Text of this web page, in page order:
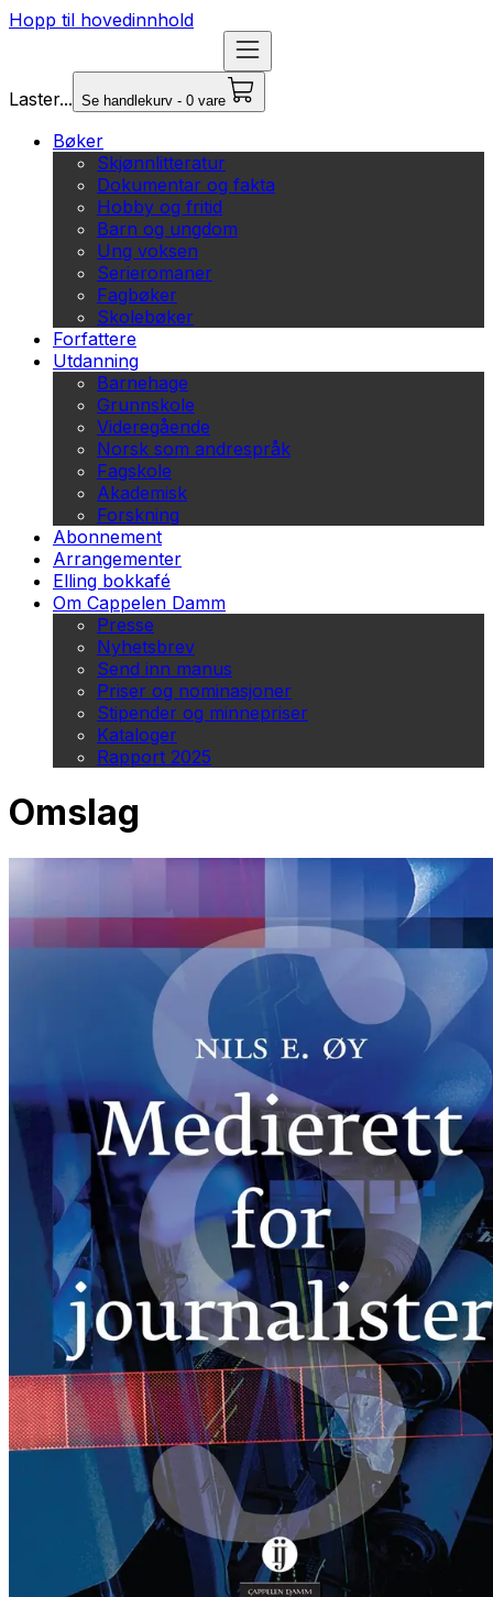
Hopp til hovedinnhold
Laster... Se handlekurv - 0 vare
Bøker
Skjønnlitteratur
Dokumentar og fakta
Hobby og fritid
Barn og ungdom
Ung voksen
Serieromaner
Fagbøker
Skolebøker
Forfattere
Utdanning
Barnehage
Grunnskole
Videregående
Norsk som andrespråk
Fagskole
Akademisk
Forskning
Abonnement
Arrangementer
Elling bokkafé
Om Cappelen Damm
Presse
Nyhetsbrev
Send inn manus
Priser og nominasjoner
Stipender og minnepriser
Kataloger
Rapport 2025
Omslag